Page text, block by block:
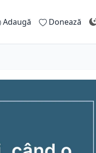
Adaugă Donează